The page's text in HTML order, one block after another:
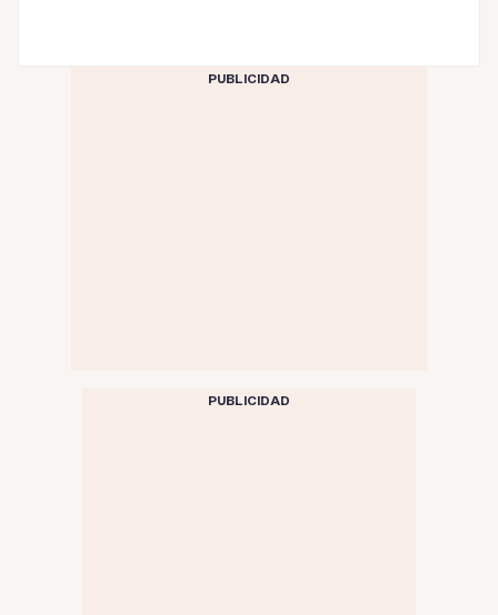
PUBLICIDAD
PUBLICIDAD